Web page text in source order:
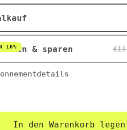
g
ALCE
& sparen
10%
In den Warenkorb legen